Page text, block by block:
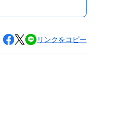
リンクをコピー